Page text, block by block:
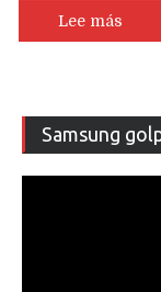
de
su
desde
el
A11
hasta
Lee más
Samsung